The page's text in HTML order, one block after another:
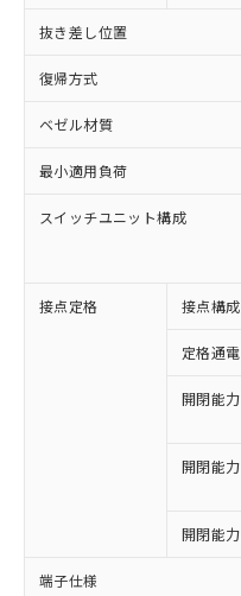
抜き差し位置
復帰方式
ベゼル材質
最小適用負荷
スイッチユニット構成
接点定格 接点構成
定格通
開閉能
開閉能
開閉能
端子仕様
ご利用条
対応済み：
非含有に対応し
対応予定：EU
有に対応した製
対応予定なし：